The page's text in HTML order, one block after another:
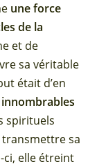
une force
de la
et de
sa véritable
était d’en
innombrables
spirituels
transmettre sa
ci, elle étreint